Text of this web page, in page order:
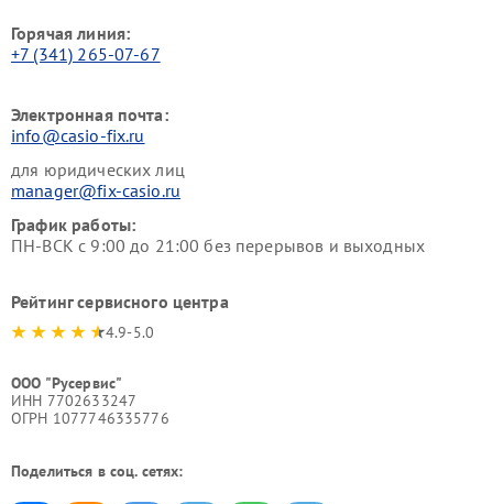
Горячая линия:
+7 (341) 265-07-67
Электронная почта:
info@casio-fix.ru
для юридических лиц
manager@fix-casio.ru
График работы:
ПН-ВСК с 9:00 до 21:00 без перерывов и выходных
Рейтинг сервисного центра
4.9-5.0
ООО "Русервис"
ИНН 7702633247
ОГРН 1077746335776
Поделиться в соц. сетях: